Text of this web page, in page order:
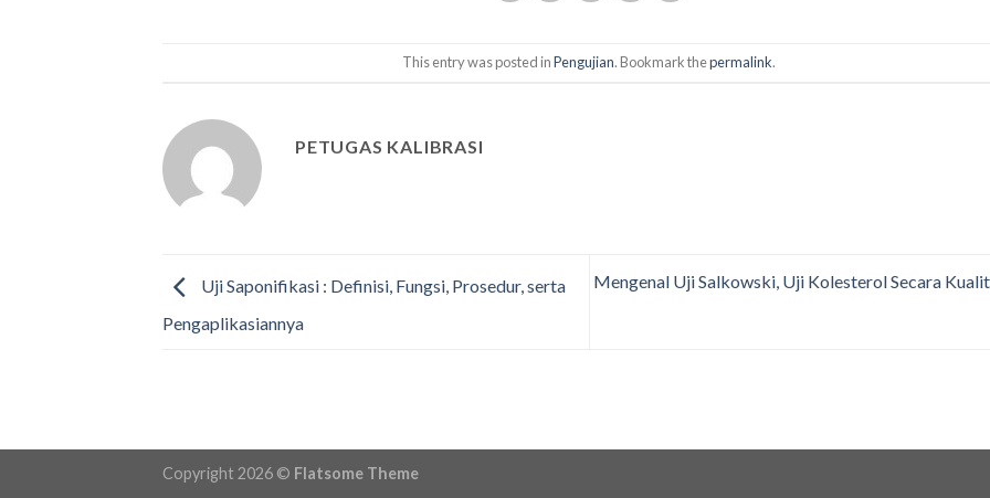
This entry was posted inPengujian. Bookmark thepermalink.
PETUGAS KALIBRASI
Uji Saponifikasi : Definisi, Fungsi, Prosedur, serta
Pengaplikasiannya
Mengenal Uji Salkowski, Uji Kolesterol Secara
Copyright 2026 © Flatsome Theme